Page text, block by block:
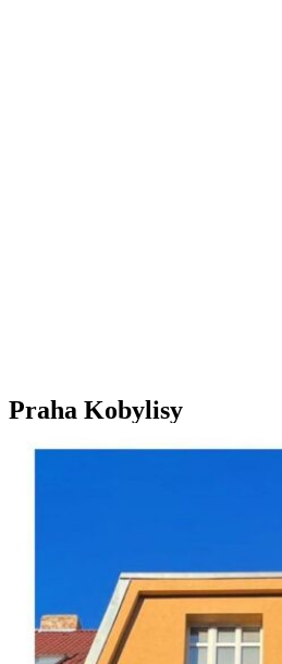
Praha Kobylisy